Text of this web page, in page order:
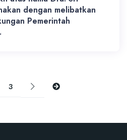
dengan melibatkan
Pemerintah
3